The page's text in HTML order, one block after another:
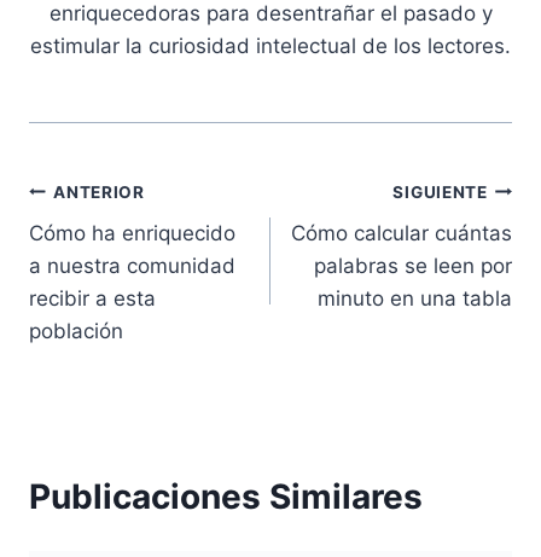
enriquecedoras para desentrañar el pasado y
estimular la curiosidad intelectual de los lectores.
Navegación
de
entradas
ANTERIOR
Cómo ha enriquecido
a nuestra comunidad
recibir a esta
población
SIGUIENTE
Cómo calcular cuántas
palabras se leen por
minuto en una tabla
Publicaciones Similares